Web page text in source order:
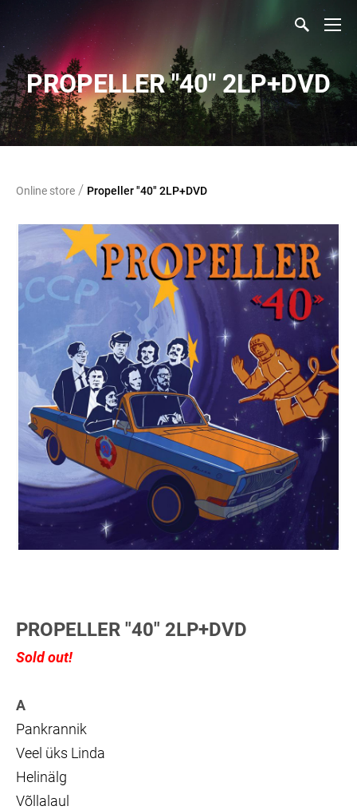
PROPELLER "40" 2LP+DVD
Online store / Propeller "40" 2LP+DVD
PROPELLER "40" 2LP+DVD
Sold out!
A
Pankrannik
Veel üks Linda
Helinälg
Võllalaul